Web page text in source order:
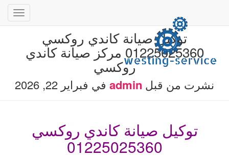
تبديل
توكيل صيانة كاندي روكسي
01225025360 مركز صيانة كاندي
روكسي
نشرت من قبل admin في فبراير 22, 2026
توكيل صيانة كاندي روكسي
01225025360